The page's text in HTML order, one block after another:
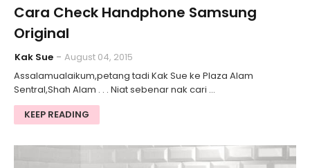
Cara Check Handphone Samsung
Original
Kak Sue
August 04, 2015
Assalamualaikum,petang tadi Kak Sue ke Plaza Alam
Sentral,Shah Alam . . . Niat sebenar nak cari …
KEEP READING